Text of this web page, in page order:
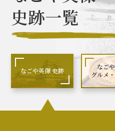
なごや英傑 史跡 一
なごや英傑 グルメ
なごや英傑 体験・
豊臣秀長と名古屋
史跡一覧
なごや英傑 史跡
なご
グルメ